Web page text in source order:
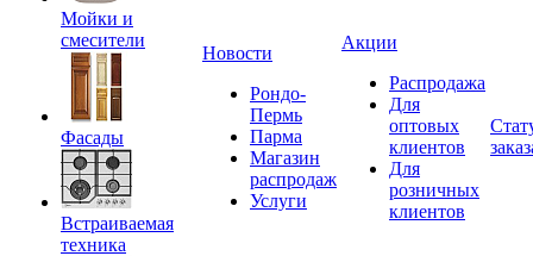
Мойки и
смесители
Фасады
Встраиваемая
техника
Новости
Рондо-
Пермь
Парма
Магазин
распродаж
Услуги
Акции
Распродажа
Для
оптовых
клиентов
Для
розничных
клиентов